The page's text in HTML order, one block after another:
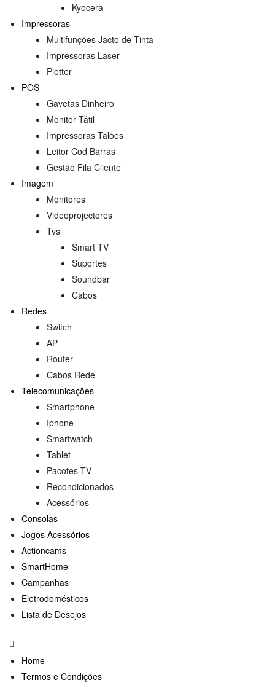
Kyocera
Impressoras
Multifunções Jacto de Tinta
Impressoras Laser
Plotter
POS
Gavetas Dinheiro
Monitor Tátil
Impressoras Talões
Leitor Cod Barras
Gestão Fila Cliente
Imagem
Monitores
Videoprojectores
Tvs
Smart TV
Suportes
Soundbar
Cabos
Redes
Switch
AP
Router
Cabos Rede
Telecomunicações
Smartphone
Iphone
Smartwatch
Tablet
Pacotes TV
Recondicionados
Acessórios
Consolas
Jogos Acessórios
Actioncams
SmartHome
Campanhas
Eletrodomésticos
Lista de Desejos
Home
Termos e Condições